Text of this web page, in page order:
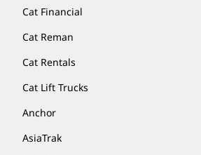
Cat Financial
Cat Reman
Cat Rentals
Cat Lift Trucks
Anchor
AsiaTrak